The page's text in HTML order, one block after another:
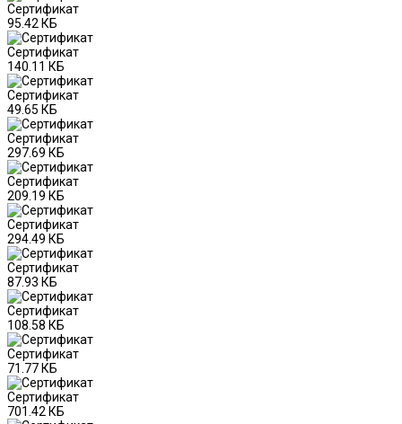
Сертификат
95.42 КБ
Сертификат
140.11 КБ
Сертификат
49.65 КБ
Сертификат
297.69 КБ
Сертификат
209.19 КБ
Сертификат
294.49 КБ
Сертификат
87.93 КБ
Сертификат
108.58 КБ
Сертификат
71.77 КБ
Сертификат
701.42 КБ